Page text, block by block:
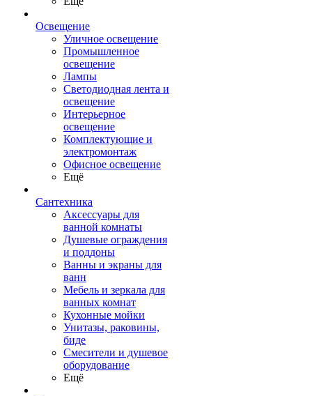
Освещение
Уличное освещение
Промышленное
освещение
Лампы
Светодиодная лента и
освещение
Интерьерное
освещение
Комплектующие и
электромонтаж
Офисное освещение
Ещё
Сантехника
Аксессуары для
ванной комнаты
Душевые ограждения
и поддоны
Ванны и экраны для
ванн
Мебель и зеркала для
ванных комнат
Кухонные мойки
Унитазы, раковины,
биде
Смесители и душевое
оборудование
Ещё